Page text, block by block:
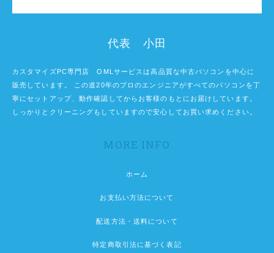
代表 小田
カスタマイズPC専門店 OMLサービスは高品質な中古パソコンを中心に
販売しています。 この道20年のプロのエンジニアがすべてのパソコンを丁
寧にセットアップ、動作確認してからお客様のもとにお届けしています。
しっかりとクリーニングもしていますので安心してお買い求めください。
MORE INFO
ホーム
お支払い方法について
配送方法・送料について
特定商取引法に基づく表記